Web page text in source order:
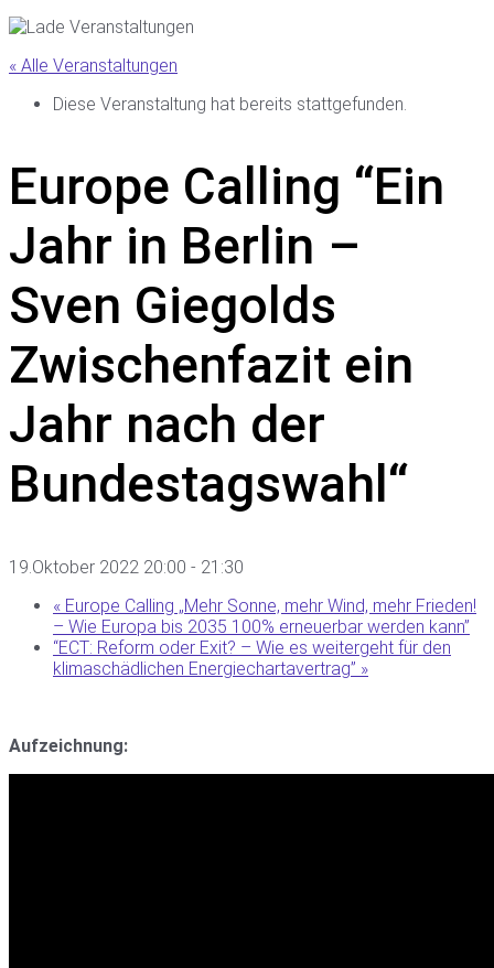
« Alle Veranstaltungen
Diese Veranstaltung hat bereits stattgefunden.
Europe Calling “Ein
Jahr in Berlin –
Sven Giegolds
Zwischenfazit ein
Jahr nach der
Bundestagswahl“
19.Oktober 2022 20:00 - 21:30
« Europe Calling „Mehr Sonne, mehr Wind, mehr Frieden!
– Wie Europa bis 2035 100% erneuerbar werden kann”
“ECT: Reform oder Exit? – Wie es weitergeht für den
klimaschädlichen Energiechartavertrag” »
Aufzeichnung: